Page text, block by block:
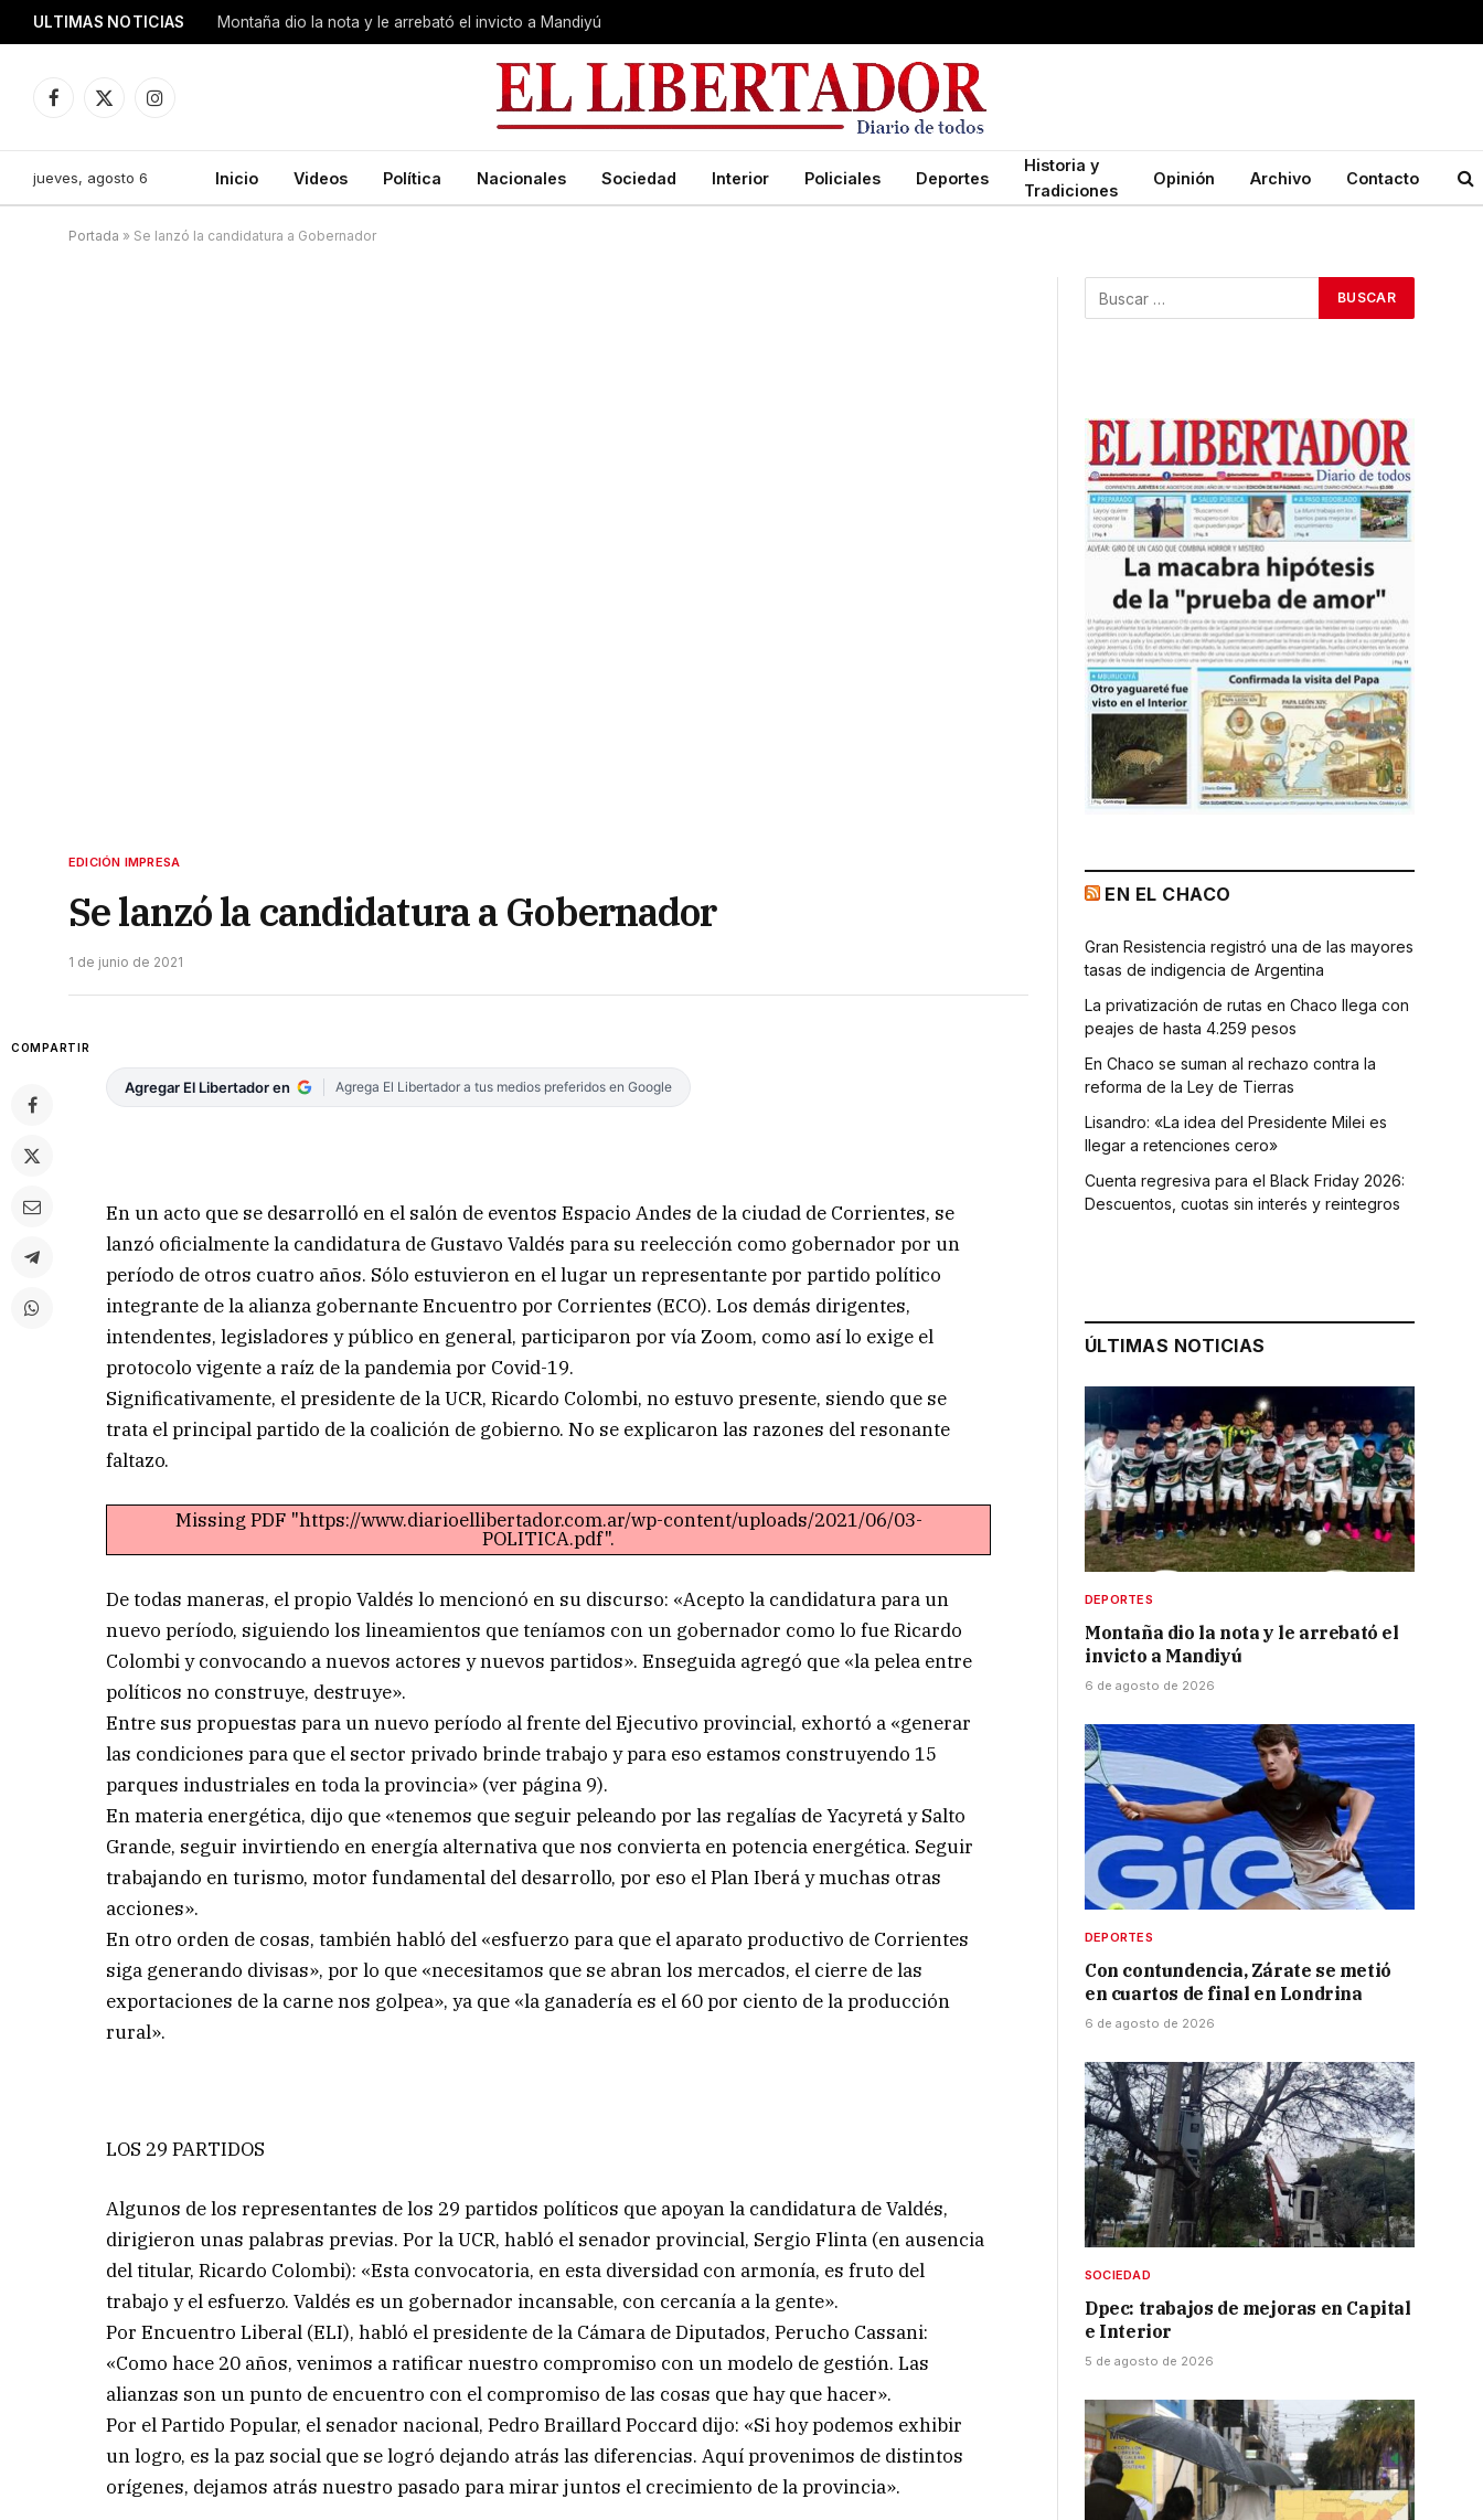
ULTIMAS NOTICIAS Montaña dio la nota y le arrebató el invicto a Mandiyú
Facebook
X
Instagram
jueves, agosto 6 Inicio Videos Política Nacionales Sociedad Interior Policiales Deportes
Historia y
Tradiciones
Opinión Archivo Contacto
Portada » Se lanzó la candidatura a Gobernador
EDICIÓN IMPRESA
Se lanzó la candidatura a Gobernador
1 de junio de 2021
COMPARTIR
Agregar El Libertador en Agrega El Libertador a tus medios preferidos en Google
En un acto que se desarrolló en el salón de eventos Espacio Andes de la ciudad de Corrientes, se
lanzó oficialmente la candidatura de Gustavo Valdés para su reelección como gobernador por un
período de otros cuatro años. Sólo estuvieron en el lugar un representante por partido político
integrante de la alianza gobernante Encuentro por Corrientes (ECO). Los demás dirigentes,
intendentes, legisladores y público en general, participaron por vía Zoom, como así lo exige el
protocolo vigente a raíz de la pandemia por Covid-19.
Significativamente, el presidente de la UCR, Ricardo Colombi, no estuvo presente, siendo que se
trata el principal partido de la coalición de gobierno. No se explicaron las razones del resonante
faltazo.
Missing PDF "https://www.diarioellibertador.com.ar/wp-content/uploads/2021/06/03-
POLITICA.pdf".
De todas maneras, el propio Valdés lo mencionó en su discurso: «Acepto la candidatura para un
nuevo período, siguiendo los lineamientos que teníamos con un gobernador como lo fue Ricardo
Colombi y convocando a nuevos actores y nuevos partidos». Enseguida agregó que «la pelea entre
políticos no construye, destruye».
Entre sus propuestas para un nuevo período al frente del Ejecutivo provincial, exhortó a «generar
las condiciones para que el sector privado brinde trabajo y para eso estamos construyendo 15
parques industriales en toda la provincia» (ver página 9).
En materia energética, dijo que «tenemos que seguir peleando por las regalías de Yacyretá y Salto
Grande, seguir invirtiendo en energía alternativa que nos convierta en potencia energética. Seguir
trabajando en turismo, motor fundamental del desarrollo, por eso el Plan Iberá y muchas otras
acciones».
En otro orden de cosas, también habló del «esfuerzo para que el aparato productivo de Corrientes
siga generando divisas», por lo que «necesitamos que se abran los mercados, el cierre de las
exportaciones de la carne nos golpea», ya que «la ganadería es el 60 por ciento de la producción
rural».
LOS 29 PARTIDOS
Algunos de los representantes de los 29 partidos políticos que apoyan la candidatura de Valdés,
dirigieron unas palabras previas. Por la UCR, habló el senador provincial, Sergio Flinta (en ausencia
del titular, Ricardo Colombi): «Esta convocatoria, en esta diversidad con armonía, es fruto del
trabajo y el esfuerzo. Valdés es un gobernador incansable, con cercanía a la gente».
Por Encuentro Liberal (ELI), habló el presidente de la Cámara de Diputados, Perucho Cassani:
«Como hace 20 años, venimos a ratificar nuestro compromiso con un modelo de gestión. Las
alianzas son un punto de encuentro con el compromiso de las cosas que hay que hacer».
Por el Partido Popular, el senador nacional, Pedro Braillard Poccard dijo: «Si hoy podemos exhibir
un logro, es la paz social que se logró dejando atrás las diferencias. Aquí provenimos de distintos
orígenes, dejamos atrás nuestro pasado para mirar juntos el crecimiento de la provincia».
EN EL CHACO
Gran Resistencia registró una de las mayores
tasas de indigencia de Argentina
La privatización de rutas en Chaco llega con
peajes de hasta 4.259 pesos
En Chaco se suman al rechazo contra la
reforma de la Ley de Tierras
Lisandro: «La idea del Presidente Milei es
llegar a retenciones cero»
Cuenta regresiva para el Black Friday 2026:
Descuentos, cuotas sin interés y reintegros
ÚLTIMAS NOTICIAS
DEPORTES
Montaña dio la nota y le arrebató el
invicto a Mandiyú
6 de agosto de 2026
DEPORTES
Con contundencia, Zárate se metió
en cuartos de final en Londrina
6 de agosto de 2026
SOCIEDAD
Dpec: trabajos de mejoras en Capital
e Interior
5 de agosto de 2026